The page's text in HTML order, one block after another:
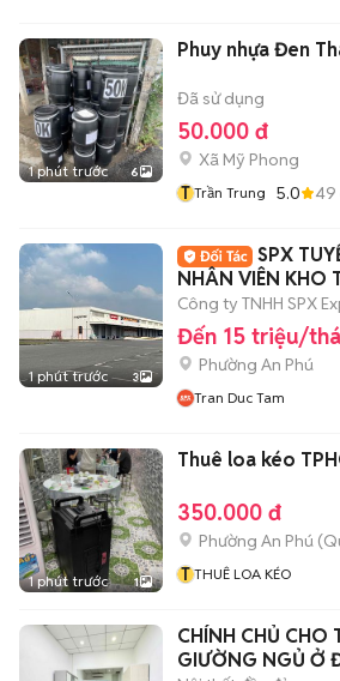
1 phút trước 6
Phuy nhựa Đen
Đã sử dụng
50.000 đ
Xã Mỹ Phong
T Trần Trung 5.0 49
1 phút trước 3
SPX
NHÂN VIÊN KHO
Công ty TNHH SPX
Đến 15 triệu/
Phường An Phú
Tran Duc Tam
1 phút trước 1
Thuê loa kéo
350.000 đ
Phường An Phú
T THUÊ LOA KÉO
CHÍNH CHỦ CHO
GIƯỜNG NGỦ Ở